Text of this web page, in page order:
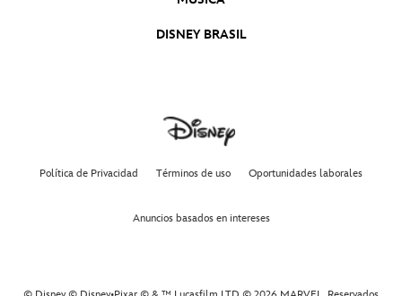
DISNEY BRASIL
Política de Privacidad Términos de uso Oportunidades laborales
Anuncios basados en intereses